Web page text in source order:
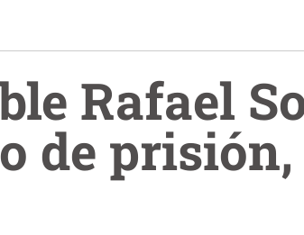
Rafael
de